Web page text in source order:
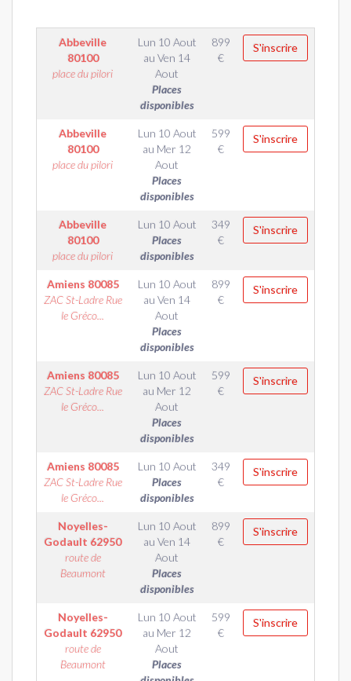
Abbeville
80100
place du pilori
Lun 10 Aout
au Ven 14
Aout
Places
disponibles
899
€
S'inscrire
Abbeville
80100
place du pilori
Lun 10 Aout
au Mer 12
Aout
Places
disponibles
599
€
S'inscrire
Abbeville
80100
place du pilori
Lun 10 Aout
Places
disponibles
349
€
S'inscrire
Amiens 80085
ZAC St-Ladre Rue
le Gréco...
Lun 10 Aout
au Ven 14
Aout
Places
disponibles
899
€
S'inscrire
Amiens 80085
ZAC St-Ladre Rue
le Gréco...
Lun 10 Aout
au Mer 12
Aout
Places
disponibles
599
€
S'inscrire
Amiens 80085
ZAC St-Ladre Rue
le Gréco...
Lun 10 Aout
Places
disponibles
349
€
S'inscrire
Noyelles-
Godault 62950
route de
Beaumont
Lun 10 Aout
au Ven 14
Aout
Places
disponibles
899
€
S'inscrire
Noyelles-
Godault 62950
route de
Beaumont
Lun 10 Aout
au Mer 12
Aout
Places
599
€
S'inscrire